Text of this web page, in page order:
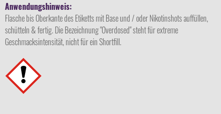
Anwendungshinweis:
Flasche bis Oberkante des Etiketts mit Base und / oder Nikotinshots auffüllen,
schütteln & fertig. Die Bezeichnung "Overdosed" steht für extreme
Geschmacksintensität, nicht für ein Shortfill.